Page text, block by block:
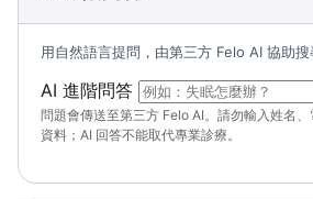
用自然語言提問，由第三方 Felo AI 協助搜
AI 進階問答 （可輸入自然語言問
問題會傳送至第三方 Felo AI。請勿輸入姓名
資料；AI 回答不能取代專業診療。